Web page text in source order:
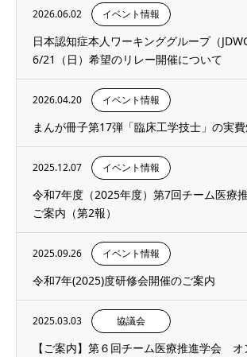
2026.06.02 イベント情報
日本認知症本人ワーキンググループ（
6/21（日）希望のリレー開催について
2026.04.20 イベント情報
まんが冊子第17弾「臨床工学技士」の実
2025.12.07 イベント情報
令和7年度（2025年度）第7回チーム医療
ご案内（第2報）
2025.09.26 イベント情報
令和7年(2025)度研修会開催のご案内
2025.03.03 協議会
【ご案内】第６回チーム医療推進学会